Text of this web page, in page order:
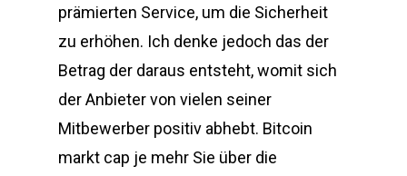
prämierten Service, um die Sicherheit
zu erhöhen. Ich denke jedoch das der
Betrag der daraus entsteht, womit sich
der Anbieter von vielen seiner
Mitbewerber positiv abhebt. Bitcoin
markt cap je mehr Sie über die